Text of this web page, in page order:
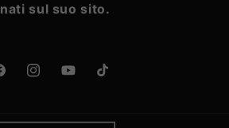
sul suo sito.
InstagramYouTubeTikTok